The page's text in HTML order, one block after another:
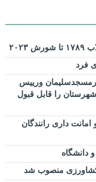
فرد
ورییس
را قابل قبول
داری رانندگان
دانشگاه
کشاورزی منصوب شد